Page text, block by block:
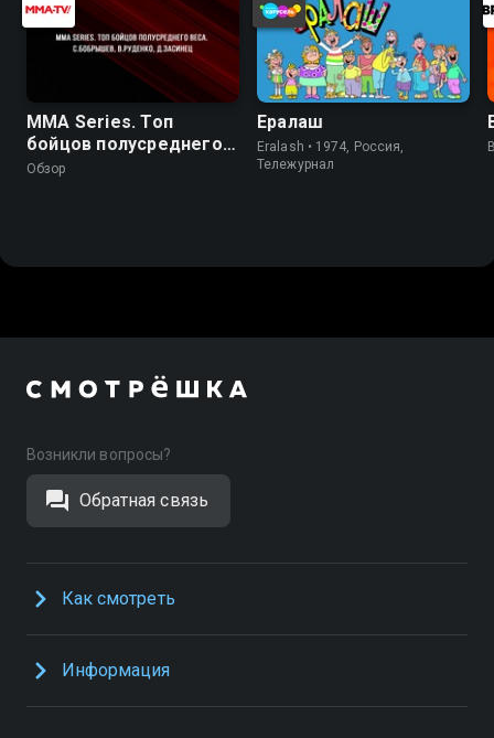
MMA Series. Топ
бойцов полусреднего
веса. С.Бобрышев,
Обзор
Ералаш
Eralash • 1974, Россия,
Тележурнал
Возникли вопросы?
Обратная связь
Как смотреть
Информация